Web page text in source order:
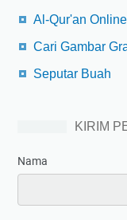
Al-Qur'an Online
Cari Gambar
Seputar Buah
KIRIM
Nama